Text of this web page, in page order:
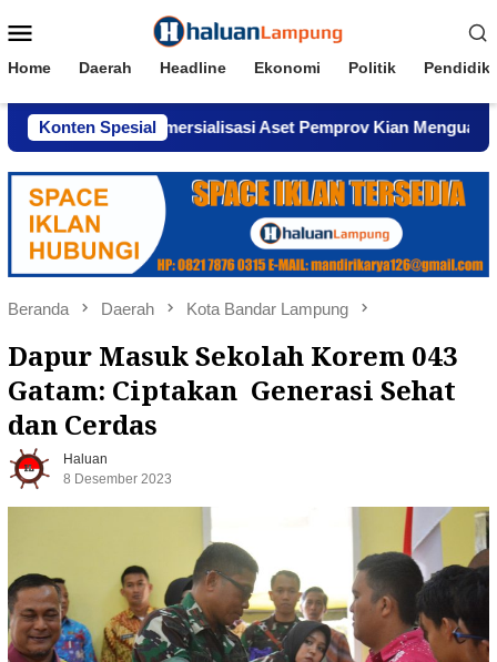
ke
Mobile
Home Daerah Headline Ekonomi Politik
Konten Spesial
Komersialisasi Aset Pemprov Kian Menguat
Beranda Daerah Kota Bandar Lampung
Dapur Masuk Sekolah Korem 043
Gatam: Ciptakan Generasi Sehat
dan Cerdas
Haluan
8 Desember 2023